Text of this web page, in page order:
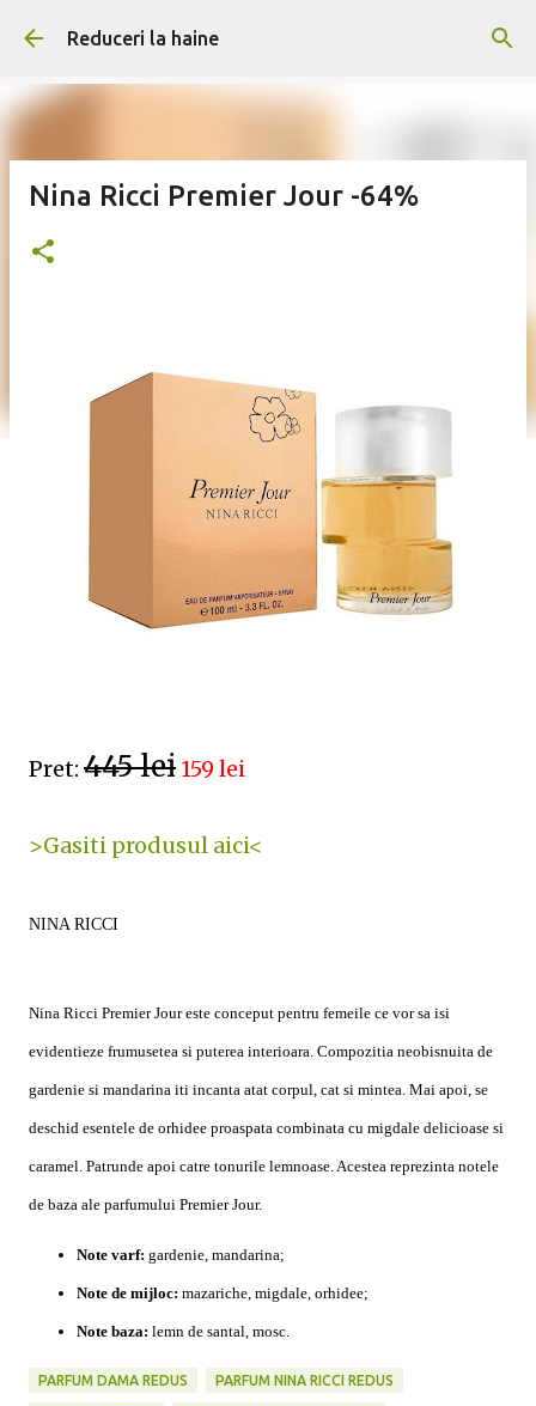
Treceți la conținutul principal
Reduceri la haine
Nina Ricci Premier Jour -64%
Pret: 445 lei 159 lei
>Gasiti produsul aici<
NINA RICCI
Nina Ricci Premier Jour este conceput pentru femeile ce vor sa isi
evidentieze frumusetea si puterea interioara. Compozitia neobisnuita de
gardenie si mandarina iti incanta atat corpul, cat si mintea. Mai apoi, se
deschid esentele de orhidee proaspata combinata cu migdale delicioase si
caramel. Patrunde apoi catre tonurile lemnoase. Acestea reprezinta notele
de baza ale parfumului Premier Jour.
Note varf: gardenie, mandarina;
Note de mijloc: mazariche, migdale, orhidee;
Note baza: lemn de santal, mosc.
PARFUM DAMA REDUS PARFUM NINA RICCI REDUS